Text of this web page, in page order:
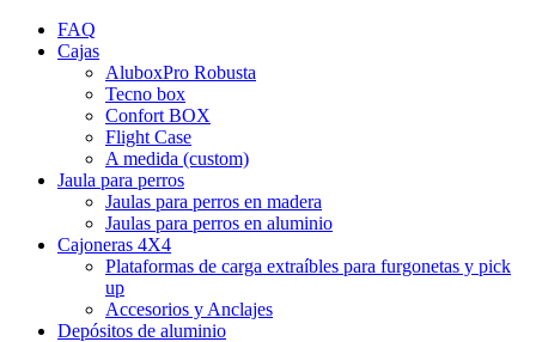
FAQ
Cajas
AluboxPro Robusta
Tecno box
Confort BOX
Flight Case
A medida (custom)
Jaula para perros
Jaulas para perros en madera
Jaulas para perros en aluminio
Cajoneras 4X4
Plataformas de carga extraíbles para furgonetas y pick
up
Accesorios y Anclajes
Depósitos de aluminio